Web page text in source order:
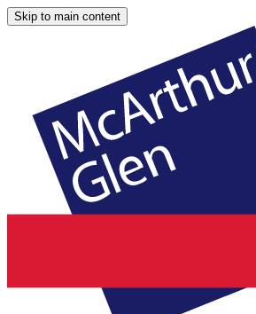
Skip to main content